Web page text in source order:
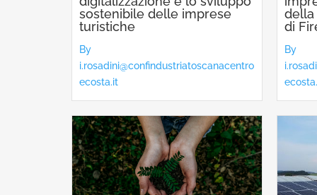
sostenibile delle imprese
turistiche
By
i.rosadini@confindustriatoscanacentro
ecosta.it
della
di
By